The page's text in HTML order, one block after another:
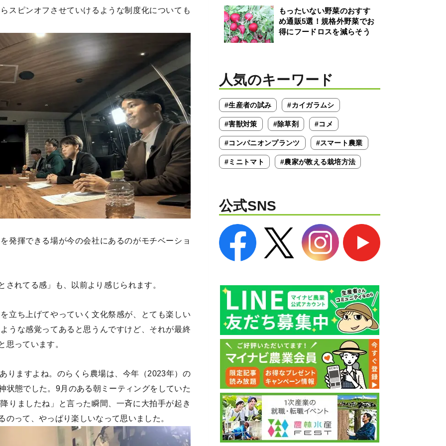
スピンオフさせていけるような制度化についても
発揮できる場が今の会社にあるのがモチベーショ
されてる感」も、以前より感じられます。
立ち上げてやっていく文化祭感が、とても楽しい
うな感覚ってあると思うんですけど、それが最終
思っています。
りますよね。のらくら農場は、今年（2023年）の
状態でした。9月のある朝ミーティングをしていた
りましたね」と言った瞬間、一斉に大拍手が起き
って、やっぱり楽しいなって思いました。
もったいない野菜のおすす
め通販5選！規格外野菜でお
得にフードロスを減らそう
人気のキーワード
#生産者の試み #カイガラムシ
#害獣対策 #除草剤 #コメ
#コンパニオンプランツ #スマート農業
#ミニトマト #農家が教える栽培方法
公式SNS